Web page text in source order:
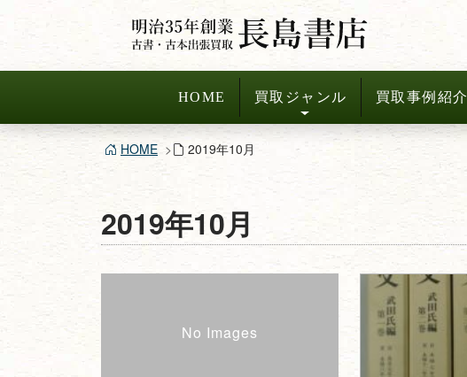
へ
HOME 買取ジャンル 買取事例紹介
HOME 2019年10月
2019年10月